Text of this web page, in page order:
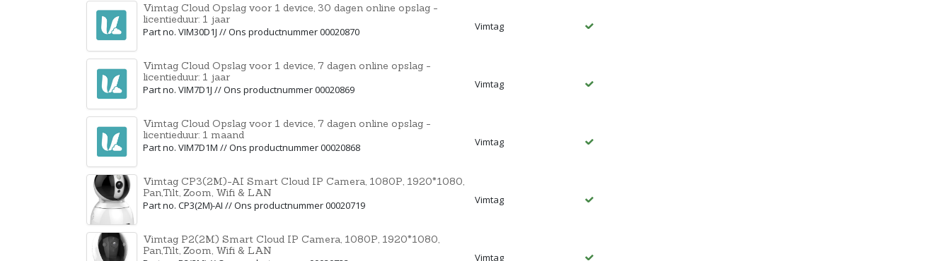
Vimtag Cloud Opslag voor 1 device, 30 dagen online opslag -
licentieduur: 1 jaar
Part no. VIM30D1J // Ons productnummer 00020870
Vimtag
Vimtag Cloud Opslag voor 1 device, 7 dagen online opslag -
licentieduur: 1 jaar
Part no. VIM7D1J // Ons productnummer 00020869
Vimtag
Vimtag Cloud Opslag voor 1 device, 7 dagen online opslag -
licentieduur: 1 maand
Part no. VIM7D1M // Ons productnummer 00020868
Vimtag
Vimtag CP3(2M)-AI Smart Cloud IP Camera, 1080P, 1920*1080,
Pan,Tilt, Zoom, Wifi & LAN
Part no. CP3(2M)-AI // Ons productnummer 00020719
Vimtag
Vimtag P2(2M) Smart Cloud IP Camera, 1080P, 1920*1080,
Pan,Tilt, Zoom, Wifi & LAN
Vimtag